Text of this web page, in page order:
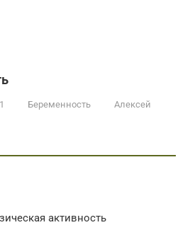
Беременность
Алексей
активность